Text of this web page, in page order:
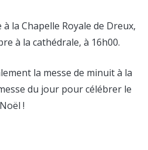
la Chapelle Royale de Dreux,
à la cathédrale, à 16h00.
la messe de minuit à la
du jour pour célébrer le
!